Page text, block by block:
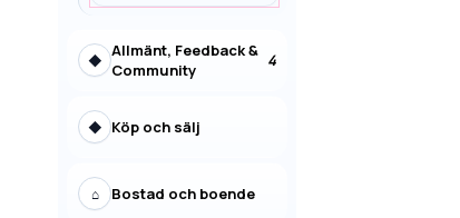
◆ Allmänt, Feedback &
Community
4
◆ Köp och sälj
⌂ Bostad och boende